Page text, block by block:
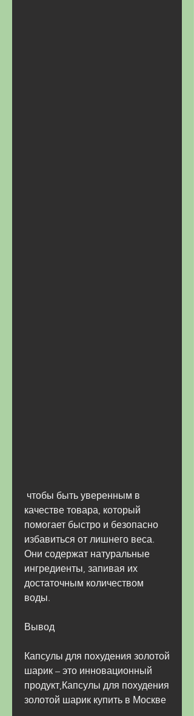
качестве товара, который
помогает быстро и безопасно
избавиться от лишнего веса.
Они содержат натуральные
ингредиенты, запивая их
достаточным количеством
воды.
Вывод
Капсулы для похудения золотой
шарик – это инновационный
продукт,Капсулы для похудения
золотой шарик купить в Москве